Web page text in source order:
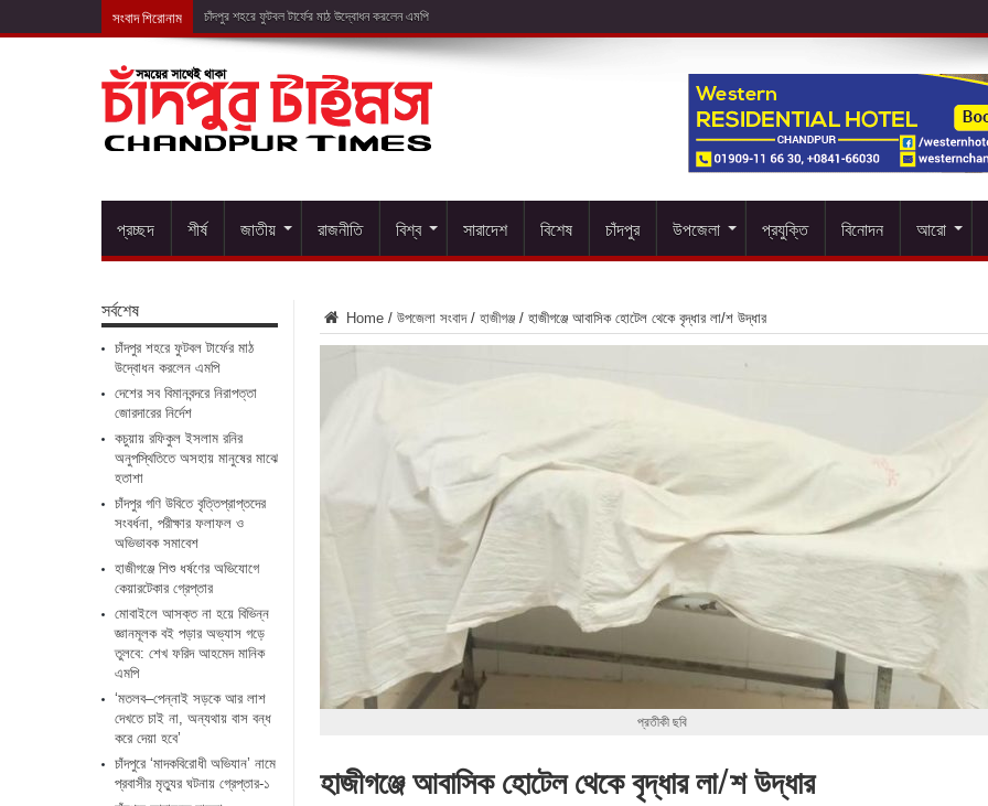
সংবাদ শিরোনাম দেশের
প্রচ্ছদ শীর্ষ জাতীয় রাজনীতি বিশ্ব সারাদেশ বিশেষ চাঁদপুর উপজেলা প্রযুক্তি বিনোদন আরো
Home / উপজেলা সংবাদ / হাজীগঞ্জ / হাজীগঞ্জে আবাসিক হোটেল থেকে বৃদ্ধার লা/শ উদ্ধার
প্রতীকী ছবি
হাজীগঞ্জে আবাসিক হোটেল থেকে বৃদ্ধার লা/শ উদ্ধার
সর্বশেষ
চাঁদপুর শহরে ফুটবল টার্ফের মাঠ
উদ্বোধন করলেন এমপি
দেশের সব বিমানবন্দরে নিরাপত্তা
জোরদারের নির্দেশ
কচুয়ায় রফিকুল ইসলাম রনির
অনুপস্থিতিতে অসহায় মানুষের মাঝে
হতাশা
চাঁদপুর গণি উবিতে বৃত্তিপ্রাপ্তদের
সংবর্ধনা, পরীক্ষার ফলাফল ও
অভিভাবক সমাবেশ
হাজীগঞ্জে শিশু ধর্ষণের অভিযোগে
কেয়ারটেকার গ্রেপ্তার
মোবাইলে আসক্ত না হয়ে বিভিন্ন
জ্ঞানমূলক বই পড়ার অভ্যাস গড়ে
তুলবে: শেখ ফরিদ আহমেদ মানিক
এমপি
‘মতলব–পেন্নাই সড়কে আর লাশ
দেখতে চাই না, অন্যথায় বাস বন্ধ
করে দেয়া হবে’
চাঁদপুরে ‘মাদকবিরোধী অভিযান’ নামে
প্রবাসীর মৃত্যুর ঘটনায় গ্রেপ্তার-১